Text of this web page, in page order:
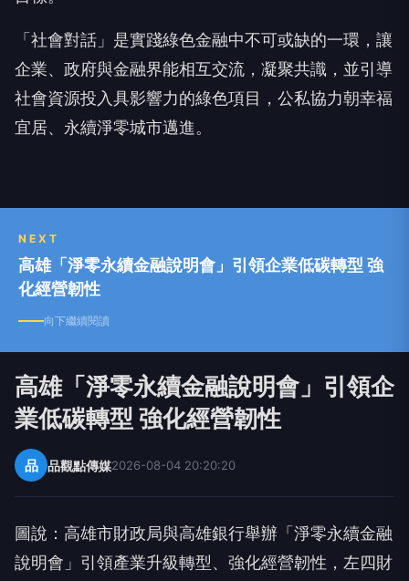
「社會對話」是實踐綠色金融中不可或缺的一環，讓
企業、政府與金融界能相互交流，凝聚共識，並引導
社會資源投入具影響力的綠色項目，公私協力朝幸福
宜居、永續淨零城市邁進。
NEXT
高雄「淨零永續金融說明會」引領企業低碳轉型 強
化經營韌性
向下繼續閱讀
高雄「淨零永續金融說明會」引領企
業低碳轉型 強化經營韌性
品
說明會」引領產業升級轉型、強化經營韌性，左四財
政局局長李瓊慧、左三高銀董事長徐翠梅、左二副總